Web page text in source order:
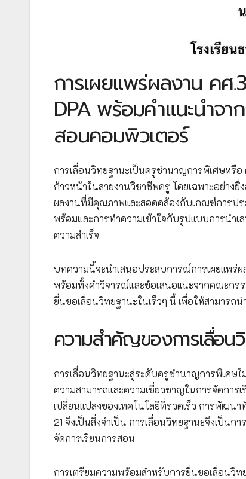
การเผยแพร่ผลงาน คศ
DPA พร้อมคำแนะนำจา
สอนคอมพิวเตอร์
การเลื่อนวิทยฐานะเป็นครูชำนาญการพิเศษหรื
ก้าวหน้าในสายงานวิชาชีพครู โดยเฉพาะอย่าง
ผลงานที่มีคุณภาพและสอดคล้องกับเกณฑ์การปร
พร้อมและการทำความเข้าใจกับรูปแบบการนำ
ความสำเร็จ
บทความนี้จะนำเสนอประสบการณ์การเผยแพร่
พร้อมทั้งคำวิจารณ์และข้อเสนอแนะจากคณะก
ยื่นขอเลื่อนวิทยฐานะในเร็วๆ นี้ เพื่อให้สามาร
ความสำคัญของการเลื่อน
การเลื่อนวิทยฐานะสู่ระดับครูชำนาญการพิเศษไ
ความสามารถและความเชี่ยวชาญในการจัดกา
เปลี่ยนแปลงของเทคโนโลยีที่รวดเร็ว การพัฒ
21 จึงเป็นสิ่งจำเป็น การเลื่อนวิทยฐานะจึงเป็น
จัดการเรียนการสอน
การเตรียมความพร้อมสำหรับการยื่นขอเลื่อนวิ